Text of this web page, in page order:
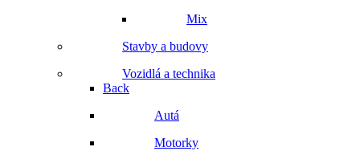
Mix
Stavby a budovy
Vozidlá a technika
Back
Autá
Motorky